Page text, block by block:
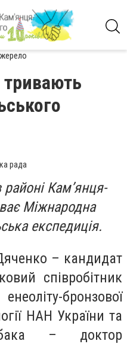
рада
Кам’янця-
Міжнародна
експедиція.
– кандидат
співробітник
бронзової
НАН України та
– доктор